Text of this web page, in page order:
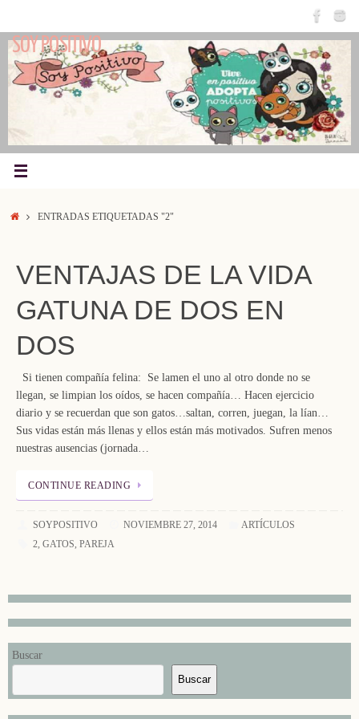
contenido
SOY POSITIVO
INICIOENTRADAS ETIQUETADAS "2"
VENTAJAS DE LA VIDA
GATUNA DE DOS EN
DOS
Si tienen compañía felina: Se lamen el uno al otro donde no se
llegan, se limpian los oídos, se hacen compañía… Hacen ejercicio
diario y se recuerdan que son gatos…saltan, corren, juegan, la lían…
Sus vidas están más llenas y ellos están más motivados. Sufren menos
nuestras ausencias (jornada…
CONTINUE READING
SOYPOSITIVO NOVIEMBRE 27, 2014
ARTÍCULOS
2, GATOS, PAREJA
Buscar
Buscar